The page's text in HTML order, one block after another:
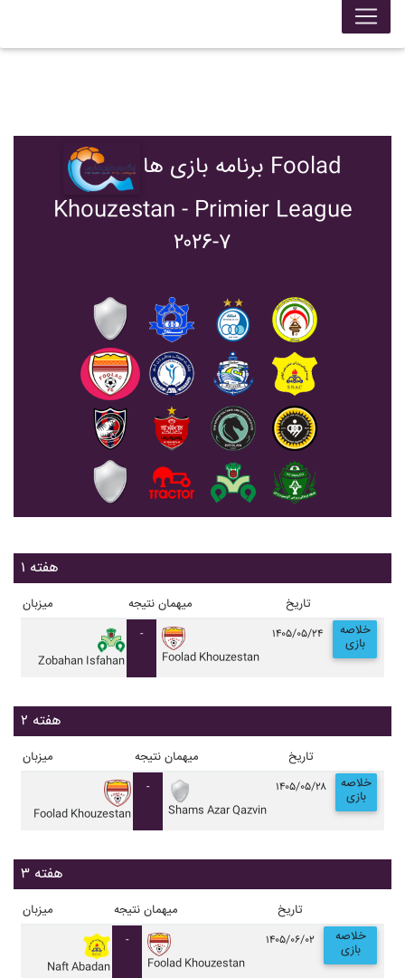
برنامه بازی ها Foolad
Khouzestan - Primier League
۲۰۲۶-۷
هفته ۱
میزبان نتیجه میهمان تاریخ
Zobahan Isfahan
-
Foolad Khouzestan
۱۴۰۵/۰۵/۲۴ خلاصه
بازی
هفته ۲
میزبان نتیجه میهمان تاریخ
Foolad Khouzestan
-
Shams Azar Qazvin
۱۴۰۵/۰۵/۲۸ خلاصه
بازی
هفته ۳
میزبان نتیجه میهمان تاریخ
Naft Abadan
-
Foolad Khouzestan
۱۴۰۵/۰۶/۰۲ خلاصه
بازی